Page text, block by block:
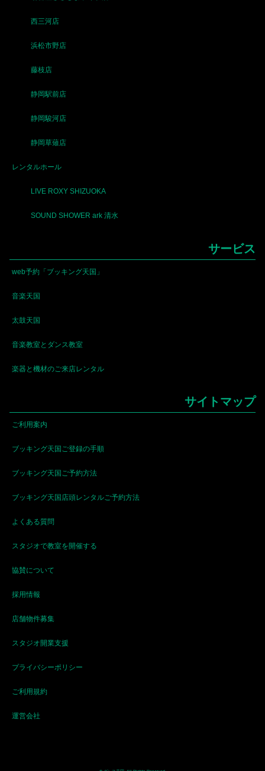
西三河店
浜松市野店
藤枝店
静岡駅前店
静岡駿河店
静岡草薙店
レンタルホール
LIVE ROXY SHIZUOKA
SOUND SHOWER ark 清水
サービス
web予約「ブッキング天国」
音楽天国
太鼓天国
音楽教室とダンス教室
楽器と機材のご来店レンタル
サイトマップ
ご利用案内
ブッキング天国ご登録の手順
ブッキング天国ご予約方法
ブッキング天国店頭レンタルご予約方法
よくある質問
スタジオで教室を開催する
協賛について
採用情報
店舗物件募集
スタジオ開業支援
プライバシーポリシー
ご利用規約
運営会社